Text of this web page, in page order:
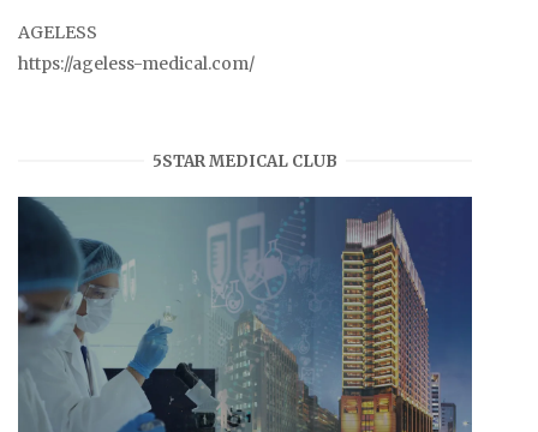
AGELESS
https://ageless-medical.com/
5STAR MEDICAL CLUB